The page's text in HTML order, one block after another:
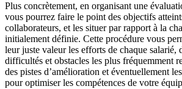
Plus concrètement, en organisant une
vous pourrez faire le point des objectifs
collaborateurs, et les situer par rapport à la
initialement définie. Cette procédure vous
leur juste valeur les efforts de chaque salarié,
difficultés et obstacles les plus fréquemment
des pistes d’amélioration et éventuellement
pour optimiser les compétences de votre